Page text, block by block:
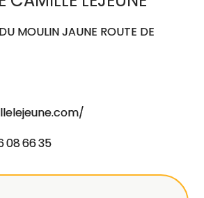
MOULIN JAUNE ROUTE DE
08 66 35